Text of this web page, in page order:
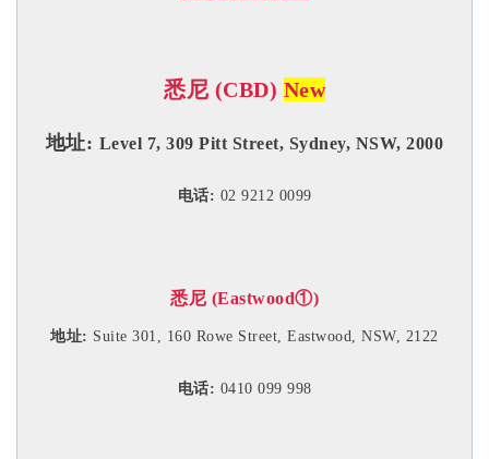
悉尼 (CBD) New
地址: Level 7, 309 Pitt Street, Sydney, NSW, 2000
电话: 02 9212 0099
悉尼 (Eastwood①)
地址: Suite 301, 160 Rowe Street, Eastwood, NSW, 2122
电话: 0410 099 998